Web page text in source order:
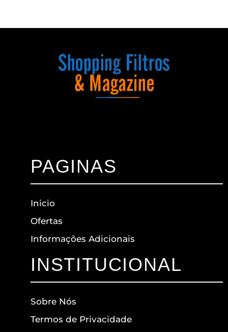
PAGINAS
Inicio
Ofertas
Informações Adicionais
INSTITUCIONAL
Sobre Nós
Termos de Privacidade